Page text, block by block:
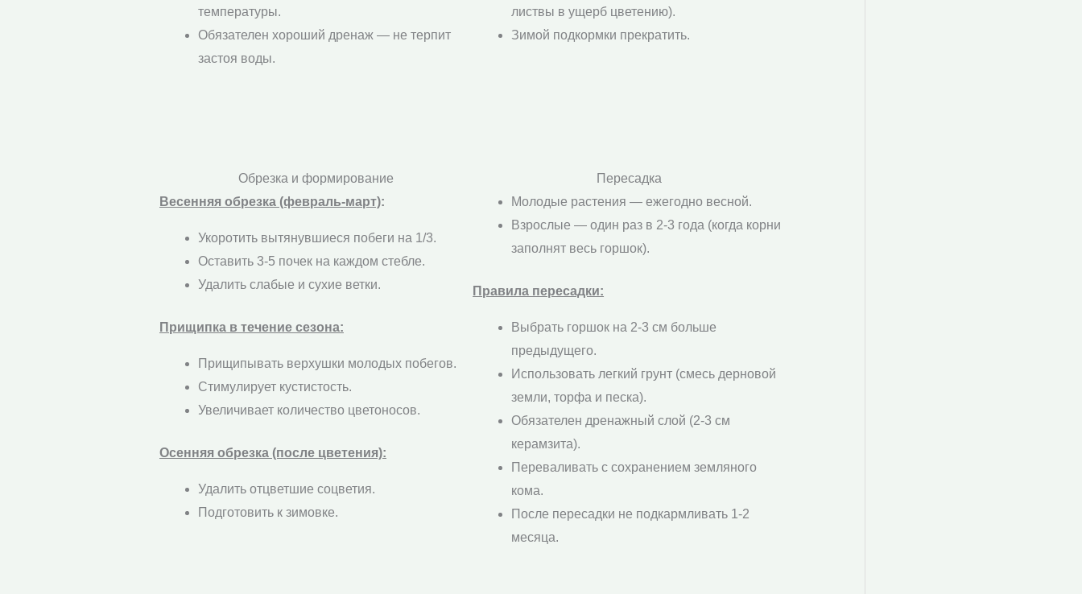
температуры.
Обязателен хороший дренаж — не терпит
застоя воды.
листвы в ущерб цветению).
Зимой подкормки прекратить.
Обрезка и формирование
Весенняя обрезка (февраль-март):
Укоротить вытянувшиеся побеги на 1/3.
Оставить 3-5 почек на каждом стебле.
Удалить слабые и сухие ветки.
Прищипка в течение сезона:
Прищипывать верхушки молодых побегов.
Стимулирует кустистость.
Увеличивает количество цветоносов.
Осенняя обрезка (после цветения):
Удалить отцветшие соцветия.
Подготовить к зимовке.
Пересадка
Молодые растения — ежегодно весной.
Взрослые — один раз в 2-3 года (когда корни
заполнят весь горшок).
Правила пересадки:
Выбрать горшок на 2-3 см больше
предыдущего.
Использовать легкий грунт (смесь дерновой
земли, торфа и песка).
Обязателен дренажный слой (2-3 см
керамзита).
Переваливать с сохранением земляного
кома.
После пересадки не подкармливать 1-2
месяца.